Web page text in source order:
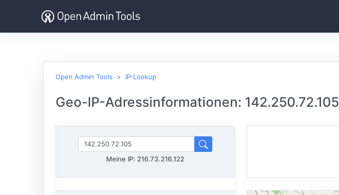
Open Admin Tools IP-Lookup
Geo-IP-Adressinformationen: 142.250.72.105
Meine IP: 216.73.216.122